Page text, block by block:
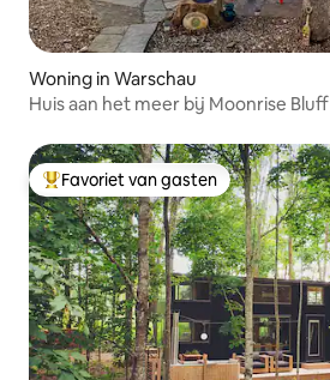
Woning in Warschau
Huis aan het meer bij Moonrise Bluff
Topfavoriet van gasten
Favoriet van gasten